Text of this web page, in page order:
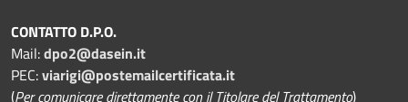
CONTATTO D.P.O.
Mail:dpo2@dasein.it
PEC:viarigi@postemailcertificata.it
(Per comunicare direttamente con il Titolare del Trattamento)